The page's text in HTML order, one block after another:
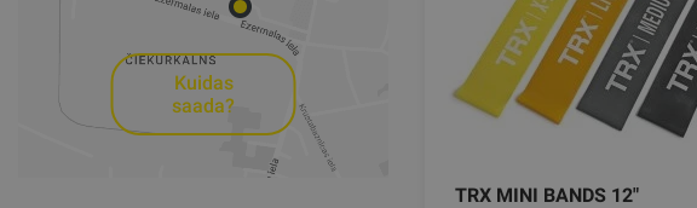
Kuidas
saada?
TRX MINI BANDS 12"